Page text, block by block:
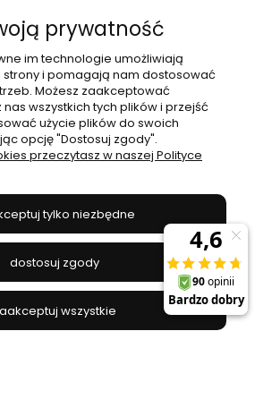
w stylu glamour AMEDEO do
2W-CHR Zuma Line
299,00 zł
prywatność
im technologie umożliwiają
strony i pomagają nam dostosować
Możesz zaakceptować
wszystkich tych plików i przejść
użycie plików do swoich
opcję "Dostosuj zgody".
przeczytasz w naszej Polityce
tylko niezbędne
dostosuj zgody
wszystkie